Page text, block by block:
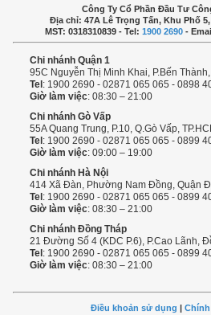
Công Ty Cổ Phần Đầu Tư
Địa chỉ: 47A Lê Trọng Tấn, Khu Phố 5,
MST: 0318310839 - Tel: 1900 2690-
Chi nhánh Quận 1
95C Nguyễn Thị Minh Khai, P.Bến Thành,
Tel : 1900 2690 - 02871 065 065 - 0898
Giờ làm việc: 08:30 – 21:00
Chi nhánh Gò Vấp
55A Quang Trung, P.10, Q.Gò Vấp,
Tel : 1900 2690 - 02871 065 065 - 0899
Giờ làm việc: 09:00 – 19:00
Chi nhánh Hà Nội
414 Xã Đàn, Phường Nam Đồng, Quận
Tel : 1900 2690 - 02871 065 065 - 0899
Giờ làm việc: 08:30 – 21:00
Chi nhánh Đồng Tháp
21 Đường Số 4 (KDC P.6), P.Cao Lãnh,
Tel : 1900 2690 - 02871 065 065 - 0899
Giờ làm việc: 08:30 – 21:00
Điều khoản sử dụng |